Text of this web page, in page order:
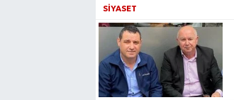
SİYASET